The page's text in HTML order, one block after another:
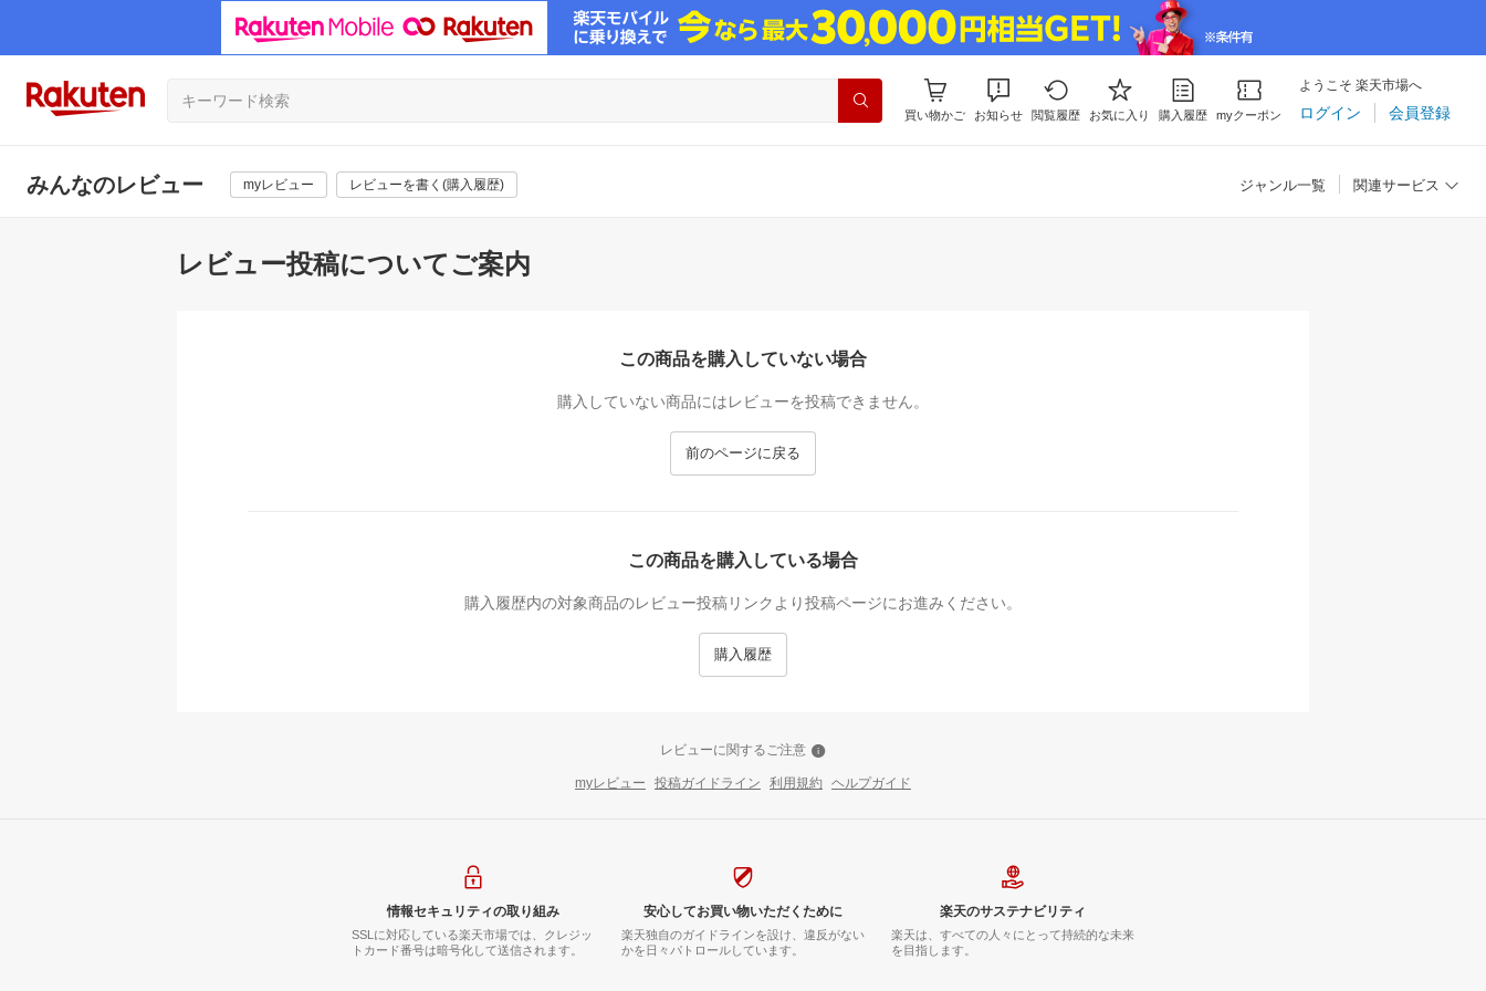
買い物かご お知らせ 閲覧履歴 お気に入り 購入履歴 myクーポン
ようこそ 楽天市場へ
ログイン 会員登録
みんなのレビュー myレビュー レビューを書く(購入履歴) ジャンル一覧 関連サービス
レビュー投稿についてご案内
この商品を購入していない場合
購入していない商品にはレビューを投稿できません。
前のページに戻る
この商品を購入している場合
購入履歴内の対象商品のレビュー投稿リンクより投稿ページにお進みください。
購入履歴
レビューに関するご注意
myレビュー 投稿ガイドライン 利用規約 ヘルプガイド
情報セキュリティの取り組み
SSLに対応している楽天市場では、クレジッ
トカード番号は暗号化して送信されます。
安心してお買い物いただくために
楽天独自のガイドラインを設け、違反がない
かを日々パトロールしています。
楽天のサステナビリティ
楽天は、すべての人々にとって持続的な未来
を目指します。